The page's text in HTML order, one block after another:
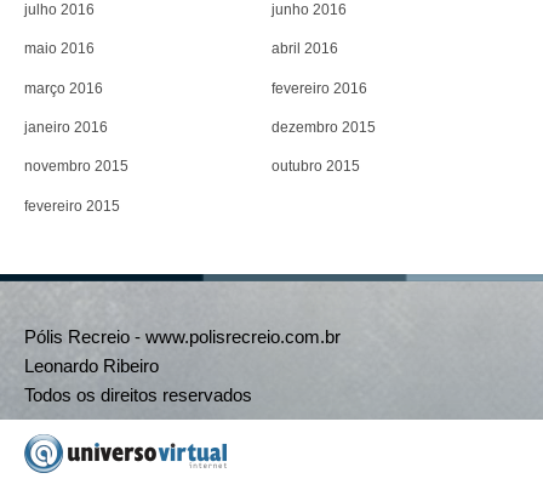
julho 2016 junho 2016
maio 2016 abril 2016
março 2016 fevereiro 2016
janeiro 2016 dezembro 2015
novembro 2015 outubro 2015
fevereiro 2015
Pólis Recreio - www.polisrecreio.com.br
Leonardo Ribeiro
Todos os direitos reservados